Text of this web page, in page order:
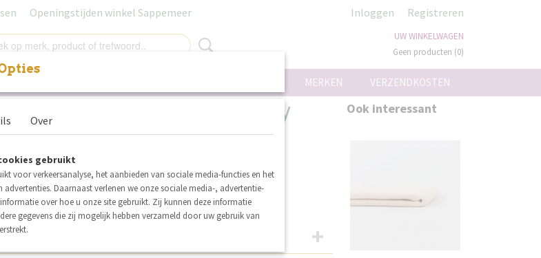
Openingstijden winkel Sappemeer Inloggen Registreren
UW WINKELWAGEN
Geen producten (0)
VERZENDKOSTEN
MERKEN
At Six Viscose Rayon Misty
€ 1,29 (inclusief btw 21%)
voorraad
Ook interessant
Over
gebruikt
voor verkeersanalyse, het aanbieden van sociale media-functies en het
Daarnaast verlenen we onze sociale media-, advertentie-
over hoe u onze site gebruikt. Zij kunnen deze informatie
gegevens die zij mogelijk hebben verzameld door uw gebruik van